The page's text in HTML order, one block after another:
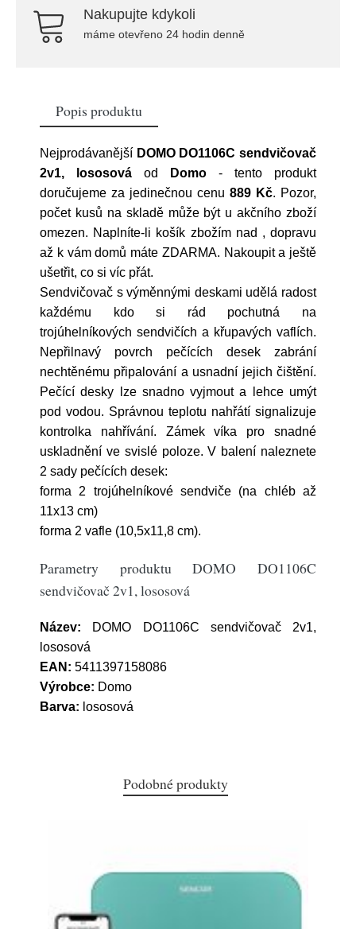
Nakupujte kdykoli
máme otevřeno 24 hodin denně
Popis produktu
Nejprodávanější DOMO DO1106C sendvičovač
2v1, lososová od Domo - tento produkt
doručujeme za jedinečnou cenu 889 Kč. Pozor,
počet kusů na skladě může být u akčního zboží
omezen. Naplníte-li košík zbožím nad , dopravu
až k vám domů máte ZDARMA. Nakoupit a ještě
ušetřit, co si víc přát.
Sendvičovač s výměnnými deskami udělá radost
každému kdo si rád pochutná na
trojúhelníkových sendvičích a křupavých vaflích.
Nepřilnavý povrch pečících desek zabrání
nechtěnému připalování a usnadní jejich čištění.
Pečící desky lze snadno vyjmout a lehce umýt
pod vodou. Správnou teplotu nahřátí signalizuje
kontrolka nahřívání. Zámek víka pro snadné
uskladnění ve svislé poloze. V balení naleznete
2 sady pečících desek:
forma 2 trojúhelníkové sendviče (na chléb až
11x13 cm)
forma 2 vafle (10,5x11,8 cm).
Parametry produktu DOMO DO1106C
sendvičovač 2v1, lososová
Název: DOMO DO1106C sendvičovač 2v1,
lososová
EAN: 5411397158086
Výrobce: Domo
Barva: lososová
Podobné produkty